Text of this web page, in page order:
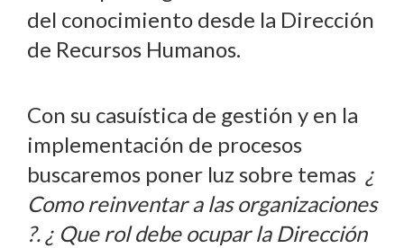
del conocimiento desde la Dirección
de Recursos Humanos.
Con su casuística de gestión y en la
implementación de procesos
buscaremos poner luz sobre temas ¿
Como reinventar a las organizaciones
?. ¿ Que rol debe ocupar la Dirección